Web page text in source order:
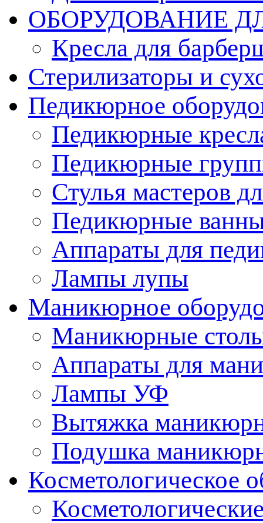
ОБОРУДОВАНИЕ
Кресла для
Стерилизаторы и
Педикюрное
Педикюрные
Педикюрные
Стулья мастеров
Педикюрные
Аппараты для
Лампы лупы
Маникюрное
Маникюрные
Аппараты для
Лампы УФ
Вытяжка
Подушка
Косметологическое